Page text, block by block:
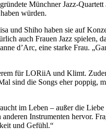
Münchner Jazz-Quartett
würden.
und Shiho haben sie auf
auch Frauen Jazz spielen,
d’Arc, eine starke Frau.
für LORiiA und Klimt.
sind die Songs eher poppig,
im Leben – außer die
Instrumenten hervor.
und Gefühl.“